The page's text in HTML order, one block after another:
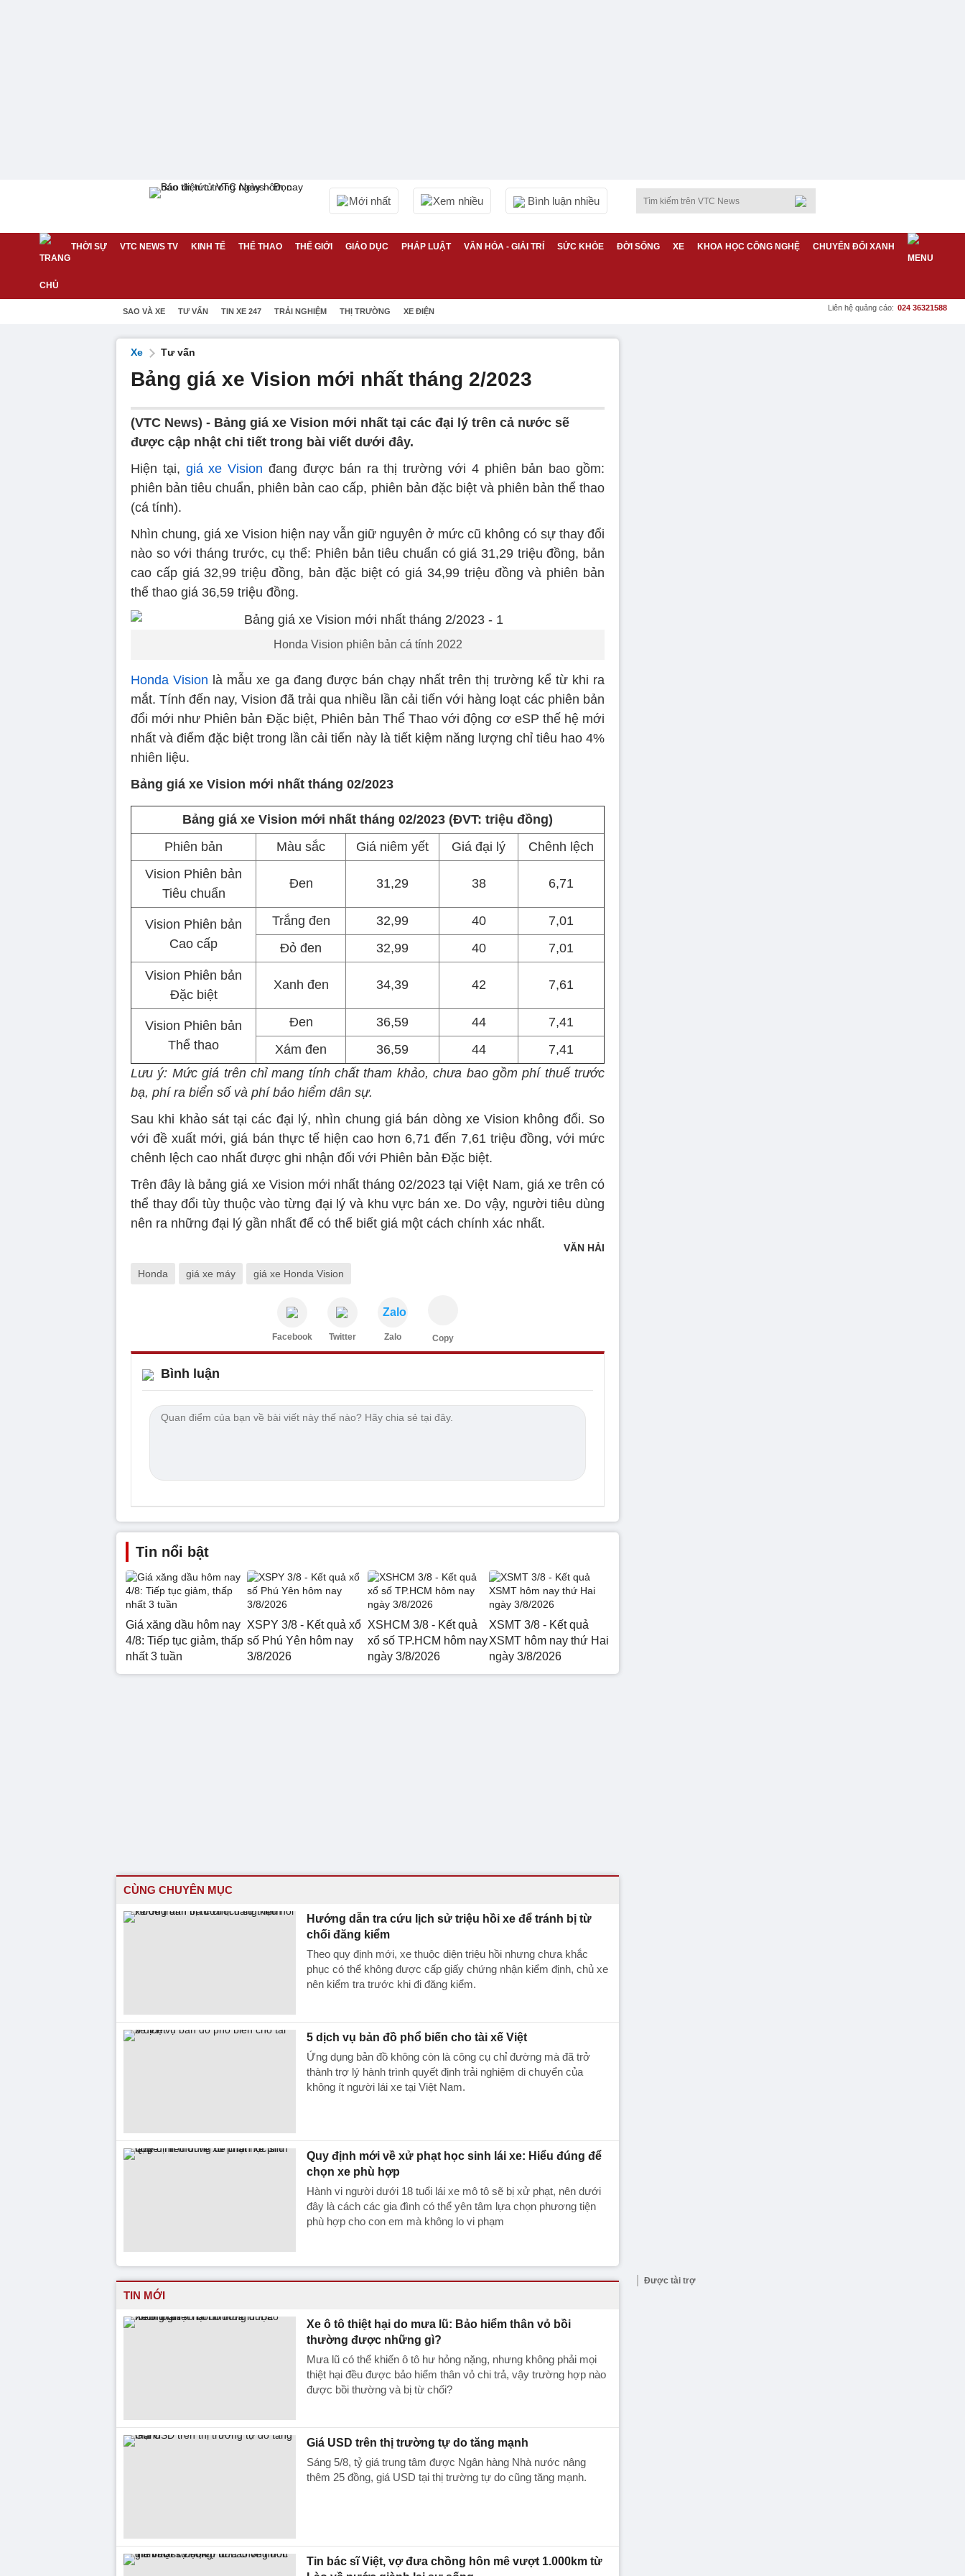
Mới nhất Xem nhiều Bình luận nhiều
THỜI SỰ VTC NEWS TV KINH TẾ THỂ THAO THẾ GIỚI GIÁO DỤC PHÁP LUẬT VĂN HÓA - GIẢI TRÍ SỨC KHỎE ĐỜI SỐNG XE KHOA HỌC CÔNG NGHỆ CHUYỂN ĐỔI XANH
SAO VÀ XE TƯ VẤN TIN XE 247 TRẢI NGHIỆM THỊ TRƯỜNG XE ĐIỆN Liên hệ quảng cáo: 024 36321588
Xe Tư vấn
Bảng giá xe Vision mới nhất tháng 2/2023
(VTC News) - Bảng giá xe Vision mới nhất tại các đại lý trên cả nước sẽ
được cập nhật chi tiết trong bài viết dưới đây.
Hiện tại, giá xe Vision đang được bán ra thị trường với 4 phiên bản bao gồm:
phiên bản tiêu chuẩn, phiên bản cao cấp, phiên bản đặc biệt và phiên bản thể thao
(cá tính).
Nhìn chung, giá xe Vision hiện nay vẫn giữ nguyên ở mức cũ không có sự thay đổi
nào so với tháng trước, cụ thể: Phiên bản tiêu chuẩn có giá 31,29 triệu đồng, bản
cao cấp giá 32,99 triệu đồng, bản đặc biệt có giá 34,99 triệu đồng và phiên bản
thể thao giá 36,59 triệu đồng.
Honda Vision phiên bản cá tính 2022
Honda Vision là mẫu xe ga đang được bán chạy nhất trên thị trường kể từ khi ra
mắt. Tính đến nay, Vision đã trải qua nhiều lần cải tiến với hàng loạt các phiên bản
đổi mới như Phiên bản Đặc biệt, Phiên bản Thể Thao với động cơ eSP thế hệ mới
nhất và điểm đặc biệt trong lần cải tiến này là tiết kiệm năng lượng chỉ tiêu hao 4%
nhiên liệu.
Bảng giá xe Vision mới nhất tháng 02/2023
Bảng giá xe Vision mới nhất tháng 02/2023 (ĐVT: triệu đồng)
Phiên bản
Màu sắc Giá niêm yết Giá đại lý
Chênh lệch
Vision Phiên bản
Tiêu chuẩn
Đen 31,29 38 6,71
Vision Phiên bản
Cao cấp
Trắng đen 32,99 40
7,01
Đỏ đen
32,99 40
7,01
Vision Phiên bản
Đặc biệt
Xanh đen 34,39 42 7,61
Vision Phiên bản
Thể thao
Đen 36,59 44
7,41
Xám đen
36,59 44
7,41
Lưu ý: Mức giá trên chỉ mang tính chất tham khảo, chưa bao gồm phí thuế trước
bạ, phí ra biển số và phí bảo hiểm dân sự.
Sau khi khảo sát tại các đại lý, nhìn chung giá bán dòng xe Vision không đổi. So
với đề xuất mới, giá bán thực tế hiện cao hơn 6,71 đến 7,61 triệu đồng, với mức
chênh lệch cao nhất được ghi nhận đối với Phiên bản Đặc biệt.
Trên đây là bảng giá xe Vision mới nhất tháng 02/2023 tại Việt Nam, giá xe trên có
thể thay đổi tùy thuộc vào từng đại lý và khu vực bán xe. Do vậy, người tiêu dùng
nên ra những đại lý gần nhất để có thể biết giá một cách chính xác nhất.
VĂN HẢI
Honda giá xe máy giá xe Honda Vision
Facebook Twitter
Zalo
Zalo Copy
Bình luận
Tin nổi bật
Giá xăng dầu hôm nay
4/8: Tiếp tục giảm, thấp
nhất 3 tuần
XSPY 3/8 - Kết quả xổ
số Phú Yên hôm nay
3/8/2026
XSHCM 3/8 - Kết quả
xổ số TP.HCM hôm nay
ngày 3/8/2026
XSMT 3/8 - Kết quả
XSMT hôm nay thứ Hai
ngày 3/8/2026
CÙNG CHUYÊN MỤC
Hướng dẫn tra cứu lịch sử triệu hồi xe để tránh bị từ
chối đăng kiểm
Theo quy định mới, xe thuộc diện triệu hồi nhưng chưa khắc
phục có thể không được cấp giấy chứng nhận kiểm định, chủ xe
nên kiểm tra trước khi đi đăng kiểm.
5 dịch vụ bản đồ phổ biến cho tài xế Việt
Ứng dụng bản đồ không còn là công cụ chỉ đường mà đã trở
thành trợ lý hành trình quyết định trải nghiệm di chuyển của
không ít người lái xe tại Việt Nam.
Quy định mới về xử phạt học sinh lái xe: Hiểu đúng để
chọn xe phù hợp
Hành vi người dưới 18 tuổi lái xe mô tô sẽ bị xử phạt, nên dưới
đây là cách các gia đình có thể yên tâm lựa chọn phương tiện
phù hợp cho con em mà không lo vi phạm
TIN MỚI
Xe ô tô thiệt hại do mưa lũ: Bảo hiểm thân vỏ bồi
thường được những gì?
Mưa lũ có thể khiến ô tô hư hỏng nặng, nhưng không phải mọi
thiệt hại đều được bảo hiểm thân vỏ chi trả, vậy trường hợp nào
được bồi thường và bị từ chối?
Giá USD trên thị trường tự do tăng mạnh
Sáng 5/8, tỷ giá trung tâm được Ngân hàng Nhà nước nâng
thêm 25 đồng, giá USD tại thị trường tự do cũng tăng mạnh.
Tin bác sĩ Việt, vợ đưa chồng hôn mê vượt 1.000km từ
Được tài trợ